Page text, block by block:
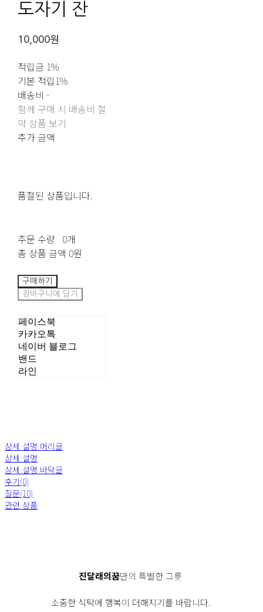
도자기 잔
10,000원
적립금 1%
기본 적립1%
배송비 -
함께 구매 시 배송비 절
약 상품 보기
추가 금액
품절된 상품입니다.
주문 수량 0개
총 상품 금액 0원
구매하기
장바구니에 담기
페이스북
카카오톡
네이버 블로그
밴드
라인
상세 설명 머리글
상세 설명
상세 설명 바닥글
후기(0)
질문(10)
관련 상품
진달래의꿈만의 특별한 그릇
소중한 식탁에 행복이 더해지기를 바랍니다.